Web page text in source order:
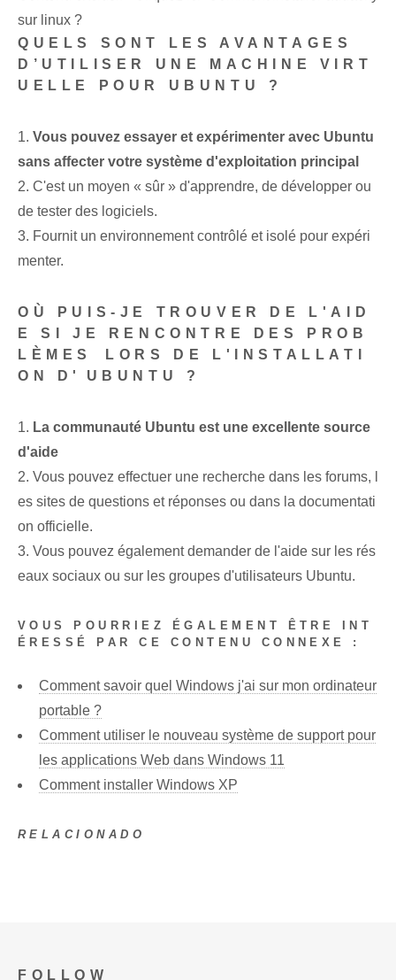
sur linux ?
QUELS SONT LES AVANTAGES
D’UTILISER UNE MACHINE VIRT
UELLE POUR UBUNTU ?
1. Vous pouvez essayer et expérimenter⁤ avec Ubuntu
‌sans affecter ‍votre système d'exploitation principal
2.‌ C'est un moyen « sûr » d'apprendre, de développer ou
de tester des logiciels.
3. Fournit un environnement contrôlé et isolé pour expéri
menter.
OÙ PUIS-JE TROUVER DE L'AID
E SI JE RENCONTRE DES PROB
LÈMES ⁢LORS DE L'INSTALLATI
ON D'⁢UBUNTU ?
1. La communauté Ubuntu est une excellente source
d'aide
2. Vous pouvez⁤ effectuer une recherche⁣ dans les forums, l
es sites de questions et réponses⁢ ou dans la documentati
on officielle.
3. Vous pouvez également demander de l'aide sur les rés
eaux sociaux ou sur les groupes d'utilisateurs Ubuntu.
VOUS POURRIEZ ÉGALEMENT ÊTRE INT
ÉRESSÉ PAR CE CONTENU CONNEXE :
Comment savoir quel Windows j'ai sur mon ordinateur
portable ?
Comment utiliser le nouveau système de support pour
les applications Web dans Windows 11
Comment installer Windows XP
RELACIONADO
FOLLOW